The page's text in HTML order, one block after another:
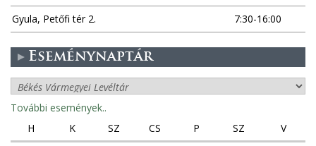
Gyula, Petőfi tér 2.
7:30-16:00
Eseménynaptár
További események..
H
K SZ CS P SZ
V